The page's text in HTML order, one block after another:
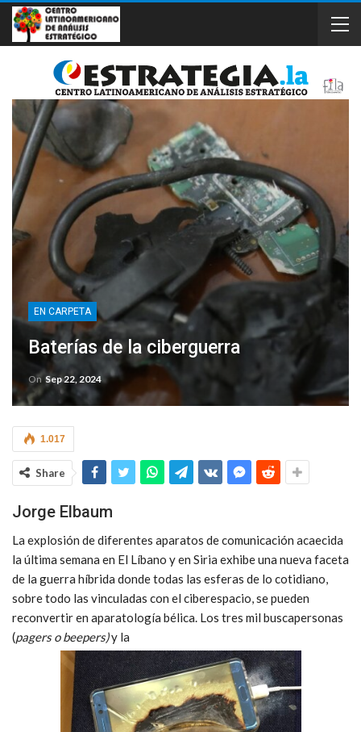
EN CARPETA
Baterías de la ciberguerra
On Sep 22, 2024
1.017
Share
Jorge Elbaum
La explosión de diferentes aparatos de comunicación acaecida
la última semana en El Líbano y en Siria exhibe una nueva faceta
de la guerra híbrida donde todas las esferas de lo cotidiano,
sobre todo las vinculadas con el ciberespacio, se pueden
reconvertir en aparatología bélica. Los tres mil buscapersonas
(pagers o beepers)y la